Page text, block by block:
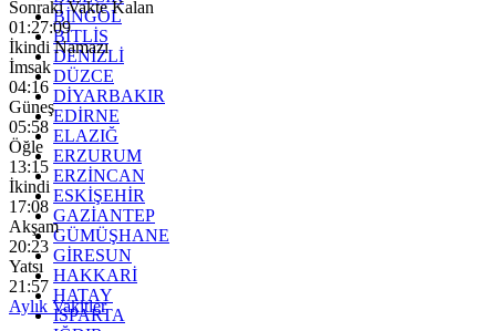
BİNGÖL
BİTLİS
DENİZLİ
DÜZCE
DİYARBAKIR
EDİRNE
ELAZIĞ
ERZURUM
ERZİNCAN
ESKİŞEHİR
GAZİANTEP
GÜMÜŞHANE
GİRESUN
HAKKARİ
HATAY
ISPARTA
Sonraki Vakte Kalan
01:27:07
İkindi Namazı
İmsak
04:16
Güneş
05:58
Öğle
13:15
İkindi
17:08
Akşam
20:23
Yatsı
21:57
Aylık Vakitler